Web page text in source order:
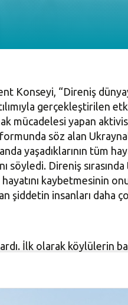
Konseyi, “Direniş
gerçekleştirilen
mücadelesi yapan
söz alan
yaşadıklarının tüm
Direniş sırasında
kaybetmesinin
şiddetin insanları
İlk olarak köylülerin